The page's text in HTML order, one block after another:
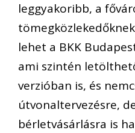
leggyakoribb, a
lehet a BKK
ami szintén
verzióban is, és
útvonaltervezésre,
bérletvásárlásra is